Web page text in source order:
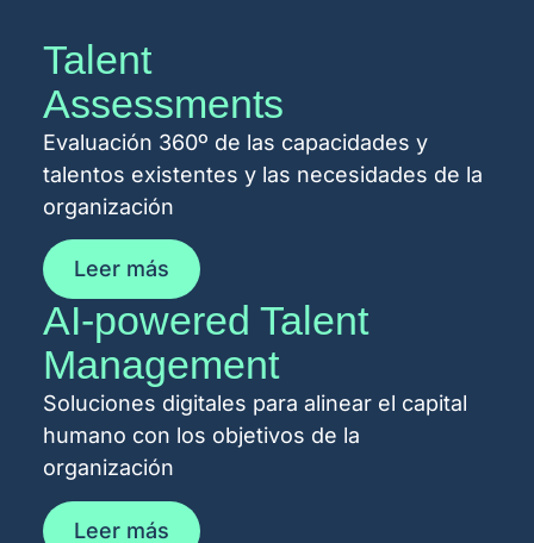
Talent
Assessments
Evaluación 360º de las capacidades y
talentos existentes y las necesidades de la
organización
Leer más
AI-powered Talent
Management
Soluciones digitales para alinear el capital
humano con los objetivos de la
organización
Leer más